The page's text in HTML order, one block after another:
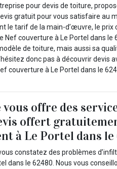
pour devis de toiture,
gratuit pour vous satisfaire au
le tarif de la main-d’œuvre, le prix
Nef couverture à Le Portel dans le
de toiture, mais aussi sa
donc pas à découvrir devis
couverture à Le Portel dans le
offre des
offert
à Le Portel dans le
constatez des problèmes
dans le 62480. Nous vous